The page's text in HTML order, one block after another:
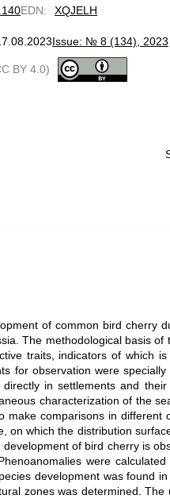
EDN: XQJELH
Issue: № 8 (134), 2023
BY 4.0)
of common bird cherry
The methodological basis
traits, indicators of which
for observation were
in settlements and
characterization of the
comparisons in different
on which the distribution
of bird cherry is
were
development was found
zones was determined.